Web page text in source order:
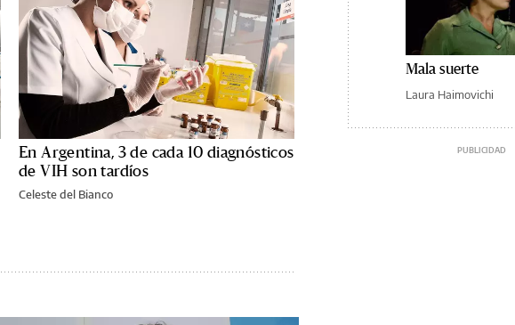
En Argentina, 3 de cada 10 diagnósticos
de VIH son tardíos
Celeste del Bianco
Mala suerte
Laura Haimovichi